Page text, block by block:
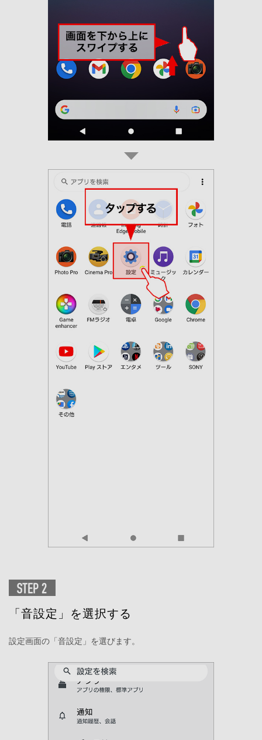
「音設定」を選択する
設定画面の「音設定」を選びます。